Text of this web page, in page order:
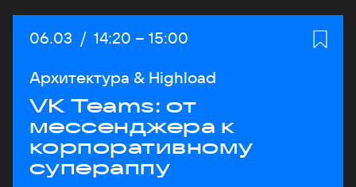
Дата:
06.03 / Начало:
14:20 – Конец:
15:00
Архитектура & Highload
VK Teams: от
мессенджера к
корпоративному
супераппу